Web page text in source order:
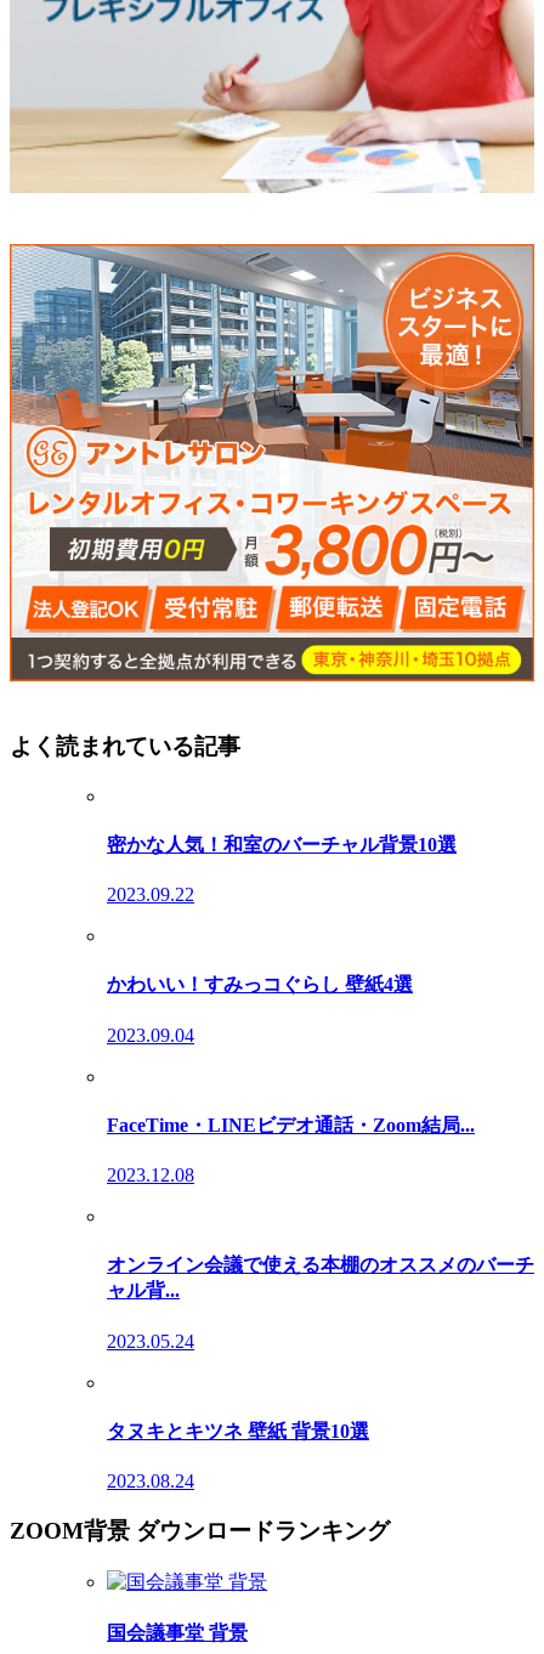
よく読まれている記事
密かな人気！和室のバーチャル背景10選
2023.09.22
かわいい！すみっコぐらし 壁紙4選
2023.09.04
FaceTime・LINEビデオ通話・Zoom結局...
2023.12.08
オンライン会議で使える本棚のオススメのバーチ
ャル背...
2023.05.24
タヌキとキツネ 壁紙 背景10選
2023.08.24
ZOOM背景 ダウンロードランキング
国会議事堂 背景